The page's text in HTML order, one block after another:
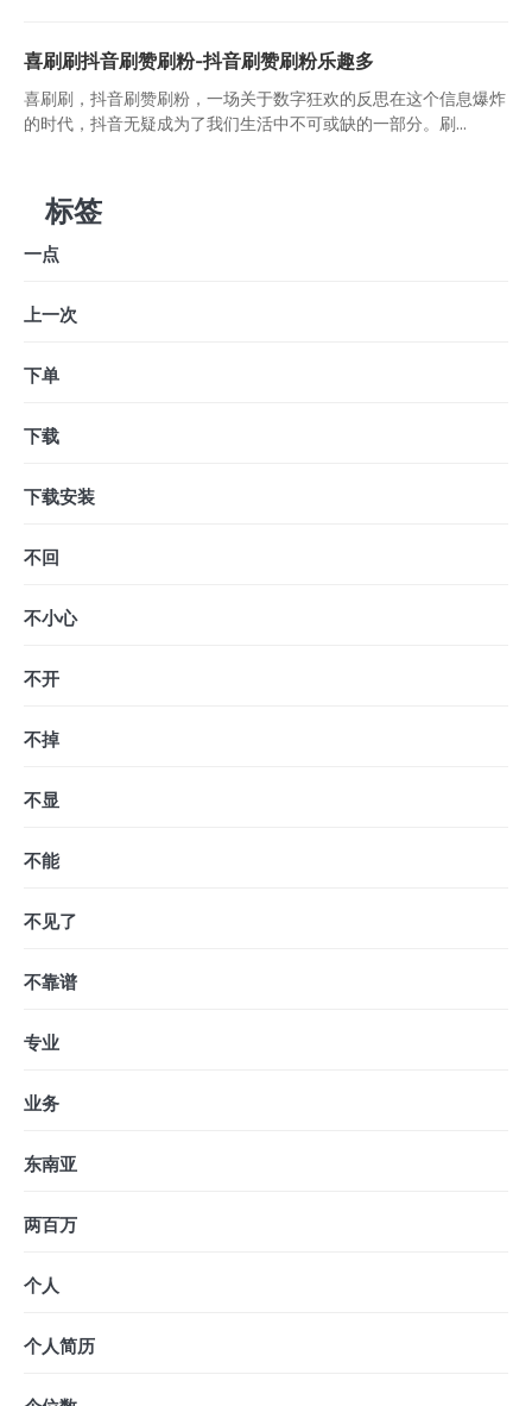
喜刷刷抖音刷赞刷粉-抖音刷赞刷粉乐趣多
喜刷刷，抖音刷赞刷粉，一场关于数字狂欢的反思在这个信息爆炸
的时代，抖音无疑成为了我们生活中不可或缺的一部分。刷...
标签
一点
上一次
下单
下载
下载安装
不回
不小心
不开
不掉
不显
不能
不见了
不靠谱
专业
业务
东南亚
两百万
个人
个人简历